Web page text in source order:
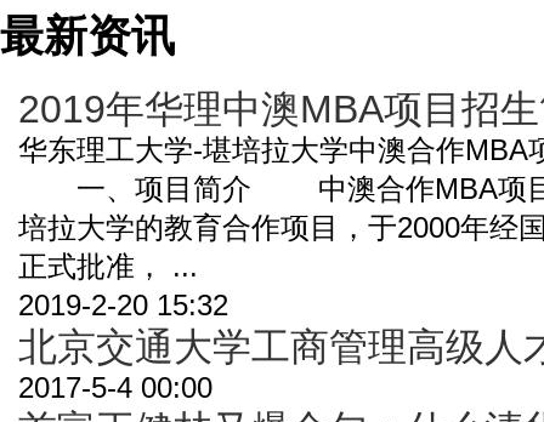
最新资讯
2019年华理中澳MBA项目招
华东理工大学-堪培拉大学中澳合作MBA
一、项目简介 中澳合作MBA项目
培拉大学的教育合作项目，于2000年经
正式批准， ...
2019-2-20 15:32
北京交通大学工商管理高级人
2017-5-4 00:00